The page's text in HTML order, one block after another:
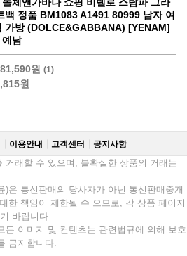
백 정품 BM1083 A1491 80999 남자 여
가방 (DOLCE&GABBANA) [YENAM]
예남
원 (1)
원
이용안내 고객센터 공지사항
거래할 수 있으며, 불확실한 상품의 거래는
)은 통신판매의 당사자가 아닌 통신판매중개
한 책임이 제한될 수 으므로, 각 상품 페이지
바랍니다.
든 이미지 및 컨텐츠는 관련법규에 의해 보호
금지합니다.